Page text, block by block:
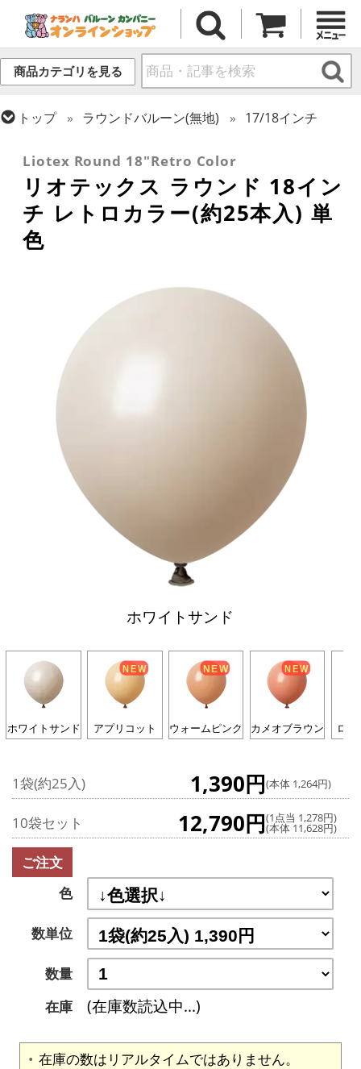
商品カテゴリを見る
トップ ラウンドバルーン(無地)
17/18インチ
Liotex Round 18"Retro Color
リオテックス ラウンド 18イン
チ レトロカラー(約25本入) 単
色
ホワイトサンド
ホワイトサンド アプリコット ウォームピンク カメオブラウン ロ
1袋(約25入) 1,390円(本体 1,264円)
10袋セット 12,790円(1点当 1,278円)
(本体 11,628円)
ご注文
色
数単位
数量
在庫
(在庫数読込中...)
在庫の数はリアルタイムではありません。